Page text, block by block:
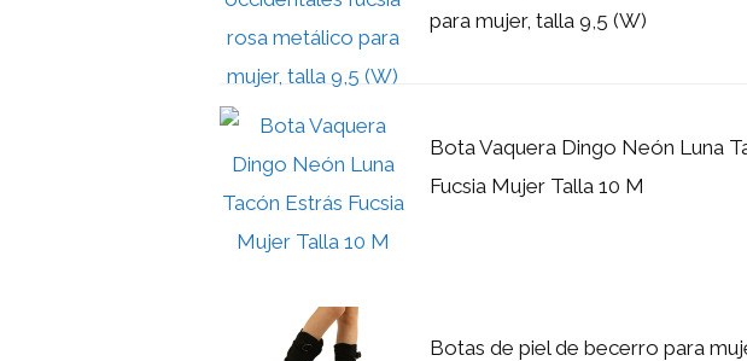
para mujer, talla 9,5 (W)
Bota Vaquera Dingo Neón Luna
Fucsia Mujer Talla 10 M
Botas de piel de becerro para